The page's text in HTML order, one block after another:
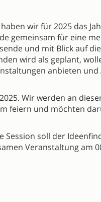
wir für 2025 das
gemeinsam für eine
und mit Blick auf die
wird als geplant,
anbieten und
Wir werden an
feiern und möchten
Session soll der
Veranstaltung am